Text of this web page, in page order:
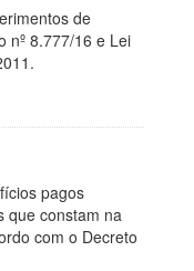
de
nº 8.777/16 e Lei
pagos
que constam na
com o Decreto